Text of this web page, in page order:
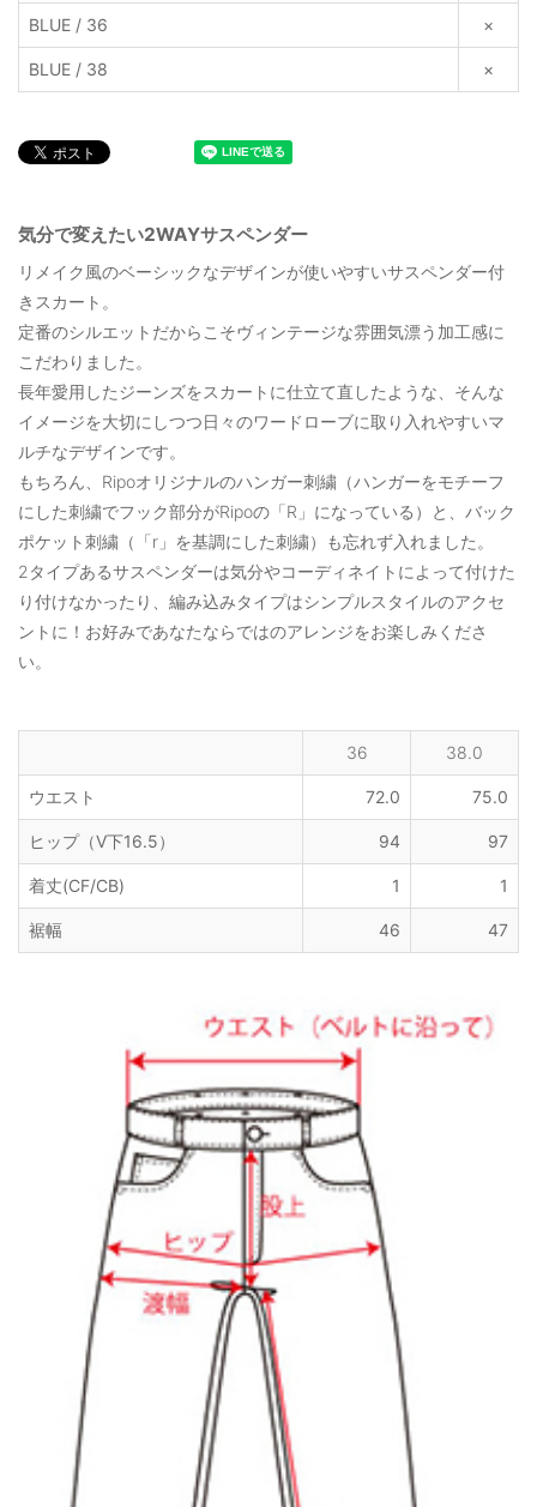
BLUE / 36 ×
BLUE / 38 ×
気分で変えたい2WAYサスペンダー
リメイク風のベーシックなデザインが使いやすいサスペンダー付
きスカート。
定番のシルエットだからこそヴィンテージな雰囲気漂う加工感に
こだわりました。
長年愛用したジーンズをスカートに仕立て直したような、そんな
イメージを大切にしつつ日々のワードローブに取り入れやすいマ
ルチなデザインです。
もちろん、Ripoオリジナルのハンガー刺繍（ハンガーをモチーフ
にした刺繍でフック部分がRipoの「R」になっている）と、バック
ポケット刺繍（「r」を基調にした刺繍）も忘れず入れました。
2タイプあるサスペンダーは気分やコーディネイトによって付けた
り付けなかったり、編み込みタイプはシンプルスタイルのアクセ
ントに！お好みであなたならではのアレンジをお楽しみくださ
い。
36 38.0
ウエスト 72.0 75.0
ヒップ（V下16.5） 94 97
着丈(CF/CB) 1 1
裾幅 46 47